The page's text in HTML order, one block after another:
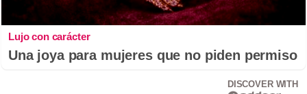
Lujo con carácter
Una joya para mujeres que no piden permiso
DISCOVER WITH